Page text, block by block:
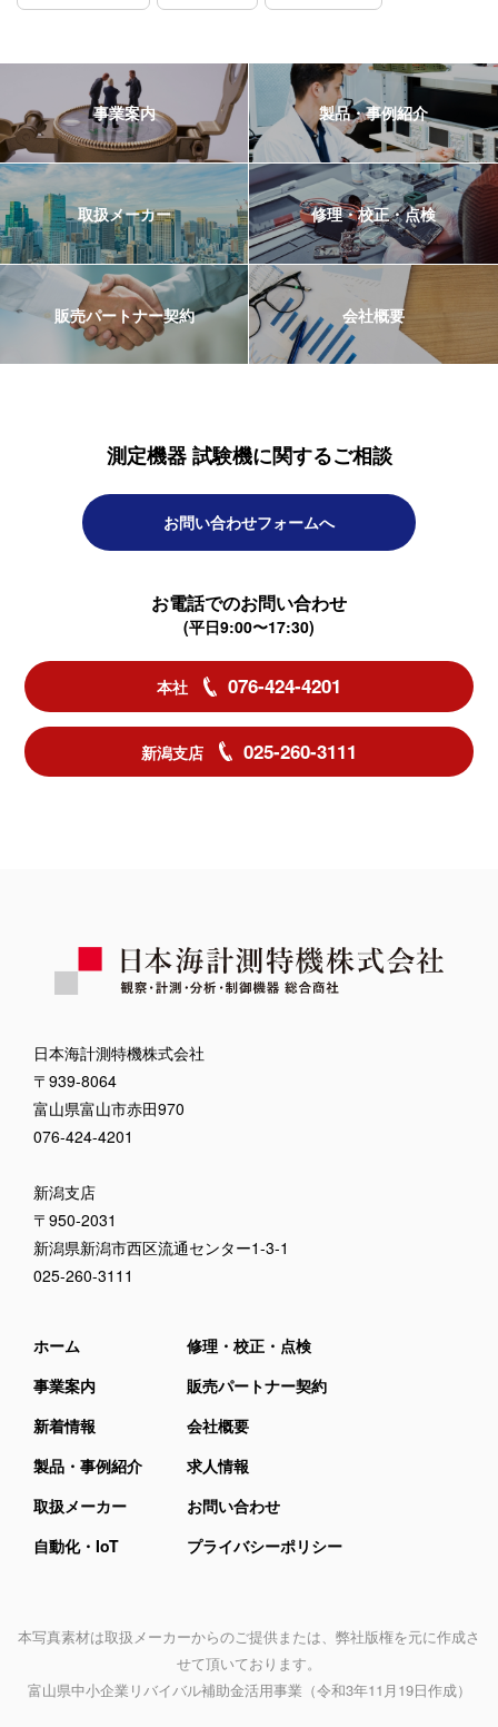
事業案内 製品・事例紹介
取扱メーカー 修理・校正・点検
販売パートナー契約 会社概要
測定機器 試験機に関するご相談
お問い合わせフォームへ
お電話でのお問い合わせ
(平日9:00〜17:30)
本社 076-424-4201
新潟支店 025-260-3111
日本海計測特機株式会社
〒939-8064
富山県富山市赤田970
076-424-4201
新潟支店
〒950-2031
新潟県新潟市西区流通センター1-3-1
025-260-3111
ホーム
事業案内
新着情報
製品・事例紹介
取扱メーカー
自動化・IoT
修理・校正・点検
販売パートナー契約
会社概要
求人情報
お問い合わせ
プライバシーポリシー
本写真素材は取扱メーカーからのご提供または、弊社版権を元に作成さ
せて頂いております。
富山県中小企業リバイバル補助金活用事業 （令和3年11月19日作成）